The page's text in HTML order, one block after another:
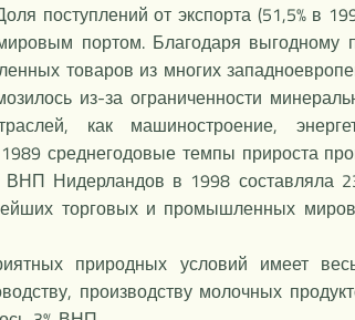
поступлений от экспорта (51,5% в
портом. Благодаря выгодному
товаров из многих
из-за ограниченности
как машиностроение,
среднегодовые темпы прироста
Нидерландов в 1998 составляла
торговых и промышленных
природных условий имеет
производству молочных